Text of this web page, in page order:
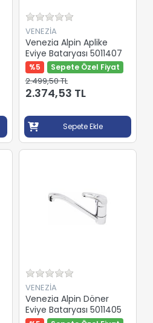
VENEZİA
Venezia Alpin Aplike
Eviye Bataryası 5011407
%5 Sepete Özel Fiyat
2.499,50 TL
2.374,53 TL
Sepete Ekle
VENEZİA
Venezia Alpin Döner
Eviye Bataryası 5011405